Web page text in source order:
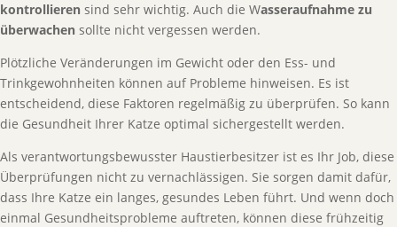
kontrollieren sind sehr wichtig. Auch die Wasseraufnahme zu
überwachen sollte nicht vergessen werden.
Plötzliche Veränderungen im Gewicht oder den Ess- und
Trinkgewohnheiten können auf Probleme hinweisen. Es ist
entscheidend, diese Faktoren regelmäßig zu überprüfen. So kann
die Gesundheit Ihrer Katze optimal sichergestellt werden.
Als verantwortungsbewusster Haustierbesitzer ist es Ihr Job, diese
Überprüfungen nicht zu vernachlässigen. Sie sorgen damit dafür,
dass Ihre Katze ein langes, gesundes Leben führt. Und wenn doch
einmal Gesundheitsprobleme auftreten, können diese frühzeitig